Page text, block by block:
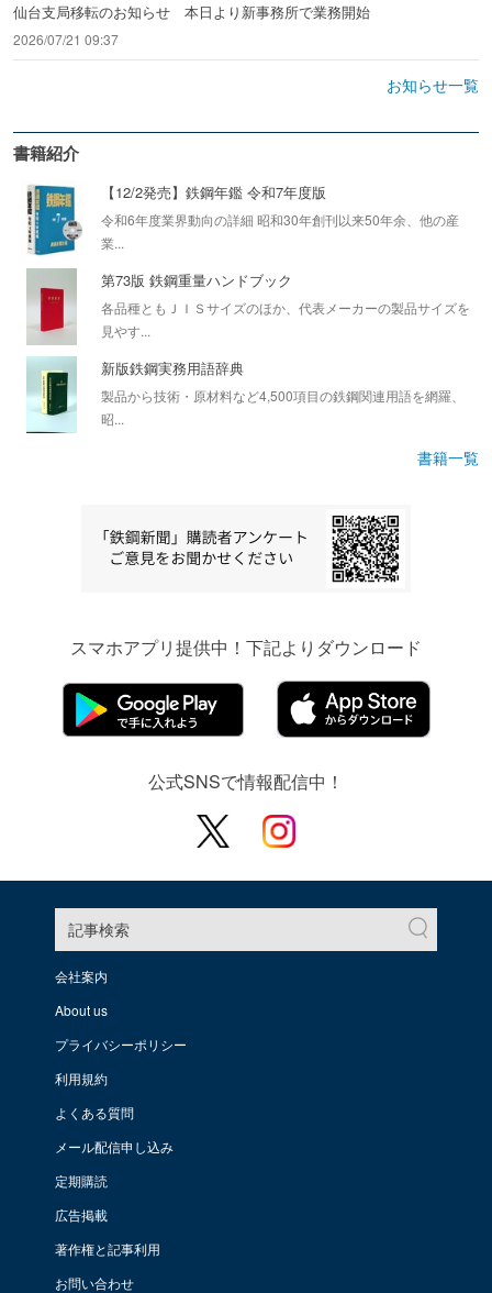
仙台支局移転のお知らせ 本日より新事務所で業務開始
2026/07/21 09:37
お知らせ一覧
書籍紹介
【12/2発売】鉄鋼年鑑 令和7年度版
令和6年度業界動向の詳細 昭和30年創刊以来50年余、他の産
業...
第73版 鉄鋼重量ハンドブック
各品種ともＪＩＳサイズのほか、代表メーカーの製品サイズを
見やす...
新版鉄鋼実務用語辞典
製品から技術・原材料など4,500項目の鉄鋼関連用語を網羅、
昭...
書籍一覧
スマホアプリ提供中！下記よりダウンロード
公式SNSで情報配信中！
記事検索
会社案内
About us
プライバシーポリシー
利用規約
よくある質問
メール配信申し込み
定期購読
広告掲載
著作権と記事利用
お問い合わせ